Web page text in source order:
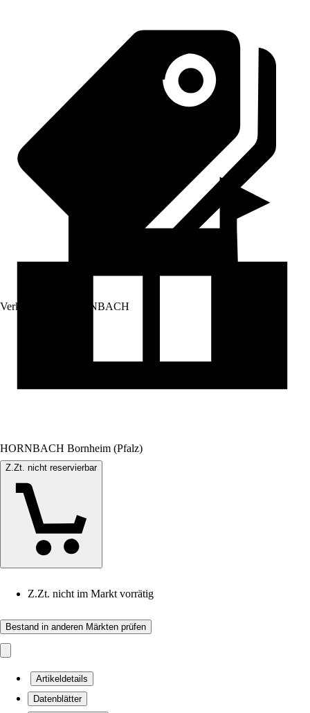
Verkauf durch: HORNBACH
HORNBACH Bornheim (Pfalz)
Z.Zt. nicht reservierbar
Z.Zt. nicht im Markt vorrätig
Bestand in anderen Märkten prüfen
Artikeldetails
Datenblätter